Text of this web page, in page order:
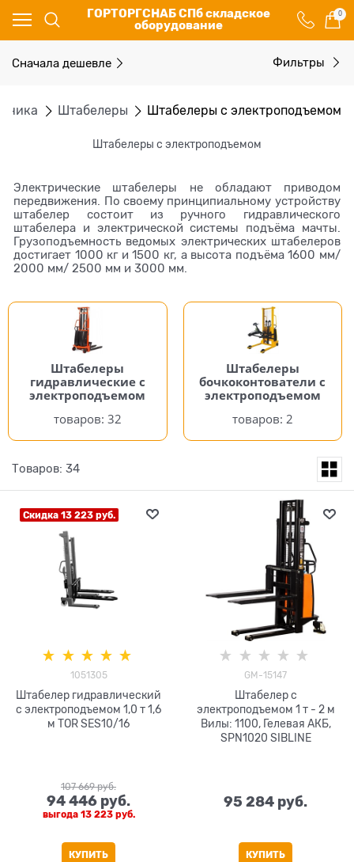
ГОРТОРГСНАБ СПб складское
оборудование
0
Штабелеры Штабелеры с электроподъемом
Штабелеры с электроподъемом
Электрические штабелеры не обладают приводом
передвижения. По своему принципиальному устройству
штабелер состоит из ручного гидравлического
штабелера и электрической системы подъёма мачты.
Грузоподъемность ведомых электрических штабелеров
достигает 1000 кг и 1500 кг, а высота подъёма 1600 мм/
2000 мм/ 2500 мм и 3000 мм.
Штабелеры
гидравлические c
электроподъемом
32
Штабелеры
бочкоконтователи с
электроподъемом
2
Сначала дешевле Фильтры
Товаров: 34
Скидка 13 223 руб.
1051305
Штабелер гидравлический
с электроподъемом 1,0 т 1,6
м TOR SES10/16
107 669 руб.
94 446 руб.
выгода 13 223 руб.
КУПИТЬ
GM-15147
Штабелер с
электроподъемом 1 т - 2 м
Вилы: 1100, Гелевая АКБ,
SPN1020 SIBLINE
95 284 руб.
КУПИТЬ